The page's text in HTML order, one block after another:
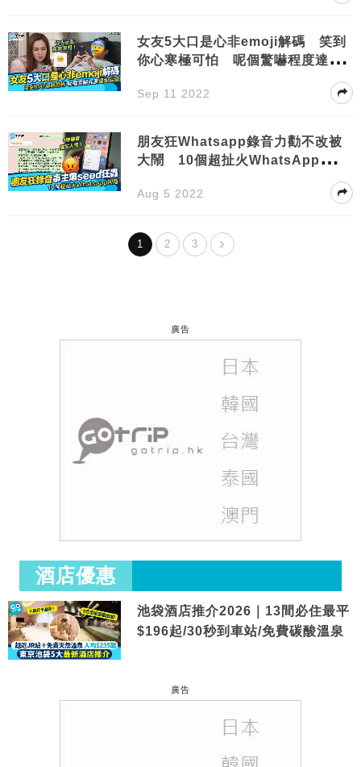
女友5大口是心非emoji解碼 笑到
你心寒極可怕 呢個驚嚇程度達地
Sep 11 2022
朋友狂Whatsapp錄音力勸不改被
大鬧 10個超扯火WhatsApp回
Aug 5 2022
1 2 3
廣告
酒店優惠
池袋酒店推介2026｜13間必住最平
$196起/30秒到車站/免費碳酸溫泉
廣告